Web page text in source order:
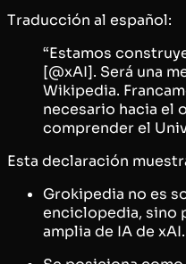
Traducción al español:
“Estamos
[@xAI]. Será una
Wikipedia.
necesario hacia el
comprender el
Esta declaración
Grokipedia no es
enciclopedia, sino
amplia de IA de xAI.